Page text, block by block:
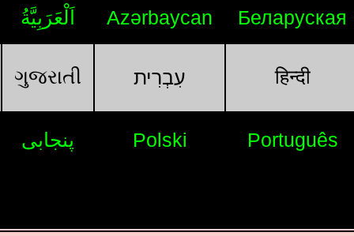
اَلْعَرَبِيَّةُ Azərbaycan Беларуская
ગુજરાતી עִבְרִית हिन्दी
پنجابی Polski Português